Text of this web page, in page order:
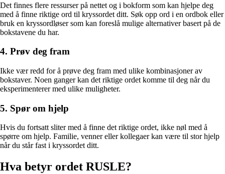
Det finnes flere ressurser på nettet og i bokform som kan hjelpe deg
med å finne riktige ord til kryssordet ditt. Søk opp ord i en ordbok eller
bruk en kryssordløser som kan foreslå mulige alternativer basert på de
bokstavene du har.
4. Prøv deg fram
Ikke vær redd for å prøve deg fram med ulike kombinasjoner av
bokstaver. Noen ganger kan det riktige ordet komme til deg når du
eksperimenterer med ulike muligheter.
5. Spør om hjelp
Hvis du fortsatt sliter med å finne det riktige ordet, ikke nøl med å
spørre om hjelp. Familie, venner eller kollegaer kan være til stor hjelp
når du står fast i kryssordet ditt.
Hva betyr ordet RUSLE?